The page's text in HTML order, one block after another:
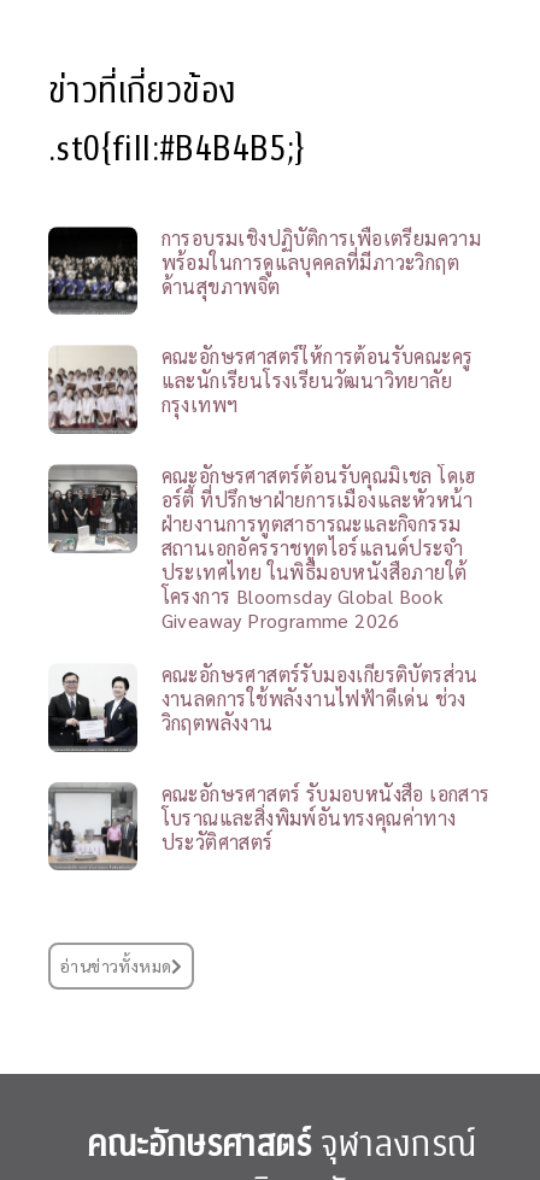
ข่าวที่เกี่ยวข้อง
.st0{fill:#B4B4B5;}
การอบรมเชิงปฏิบัติการเพื่อเตรียมความ
พร้อมในการดูแลบุคคลที่มีภาวะวิกฤต
ด้านสุขภาพจิต
คณะอักษรศาสตร์ให้การต้อนรับคณะครู
และนักเรียนโรงเรียนวัฒนาวิทยาลัย
กรุงเทพฯ
คณะอักษรศาสตร์ต้อนรับคุณมิเชล โดเฮ
อร์ตี้ ที่ปรึกษาฝ่ายการเมืองและหัวหน้า
ฝ่ายงานการทูตสาธารณะและกิจกรรม
สถานเอกอัครราชทูตไอร์แลนด์ประจำ
ประเทศไทย ในพิธีมอบหนังสือภายใต้
โครงการ Bloomsday Global Book
Giveaway Programme 2026
คณะอักษรศาสตร์รับมองเกียรติบัตรส่วน
งานลดการใช้พลังงานไฟฟ้าดีเด่น ช่วง
วิกฤตพลังงาน
คณะอักษรศาสตร์ รับมอบหนังสือ เอกสาร
โบราณและสิ่งพิมพ์อันทรงคุณค่าทาง
ประวัติศาสตร์
อ่านข่าวทั้งหมด
คณะอักษรศาสตร์จุฬาลงกรณ์